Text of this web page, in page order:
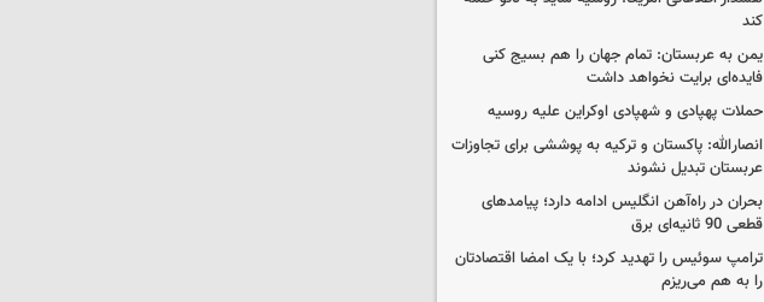
کند
یمن به عربستان: تمام جهان را هم بسیج کنی
فایده‌ای برایت نخواهد داشت
حملات پهپادی و شهپادی اوکراین علیه روسیه
انصارالله: پاکستان و ترکیه به پوششی برای تجاوزات
عربستان تبدیل نشوند
بحران در راه‌آهن انگلیس ادامه دارد؛ پیامدهای
قطعی 90 ثانیه‌ای برق
ترامپ سوئیس را تهدید کرد؛ با یک امضا اقتصادتان
را به هم می‌ریزم